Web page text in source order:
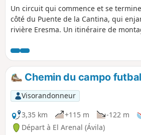
Un circuit qui commence et se
côté du Puente de la Cantina, qui
rivière Eresma. Un itinéraire de
des vues panoramiques, des vestiges
guerre civile, des paysages alpins et
pittoresque le long de sentiers
montagne.
Chemin du campo
Visorandonneur
3,35 km
+115 m -122 m
Départ à El Arenal (Ávila)